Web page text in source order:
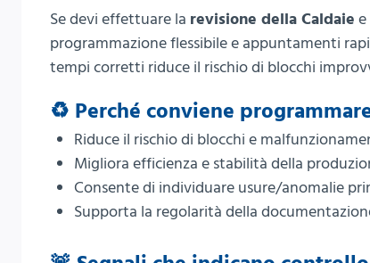
Se devi effettuare la revisione della Caldaie
programmazione flessibile e appuntamenti
tempi corretti riduce il rischio di blocchi
♻️ Perché conviene
Riduce il rischio di blocchi e
Migliora efficienza e stabilità della
Consente di individuare usure/anomalie
Supporta la regolarità della